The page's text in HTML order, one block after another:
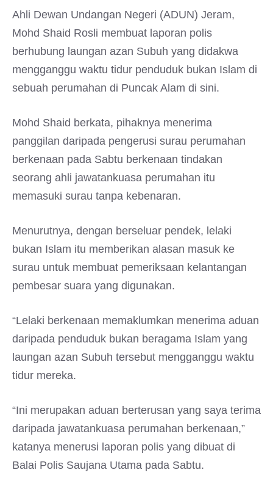
Ahli Dewan Undangan Negeri (ADUN) Jeram,
Mohd Shaid Rosli membuat laporan polis
berhubung laungan azan Subuh yang didakwa
mengganggu waktu tidur penduduk bukan Islam di
sebuah perumahan di Puncak Alam di sini.
Mohd Shaid berkata, pihaknya menerima
panggilan daripada pengerusi surau perumahan
berkenaan pada Sabtu berkenaan tindakan
seorang ahli jawatankuasa perumahan itu
memasuki surau tanpa kebenaran.
Menurutnya, dengan berseluar pendek, lelaki
bukan Islam itu memberikan alasan masuk ke
surau untuk membuat pemeriksaan kelantangan
pembesar suara yang digunakan.
“Lelaki berkenaan memaklumkan menerima aduan
daripada penduduk bukan beragama Islam yang
laungan azan Subuh tersebut mengganggu waktu
tidur mereka.
“Ini merupakan aduan berterusan yang saya terima
daripada jawatankuasa perumahan berkenaan,”
katanya menerusi laporan polis yang dibuat di
Balai Polis Saujana Utama pada Sabtu.